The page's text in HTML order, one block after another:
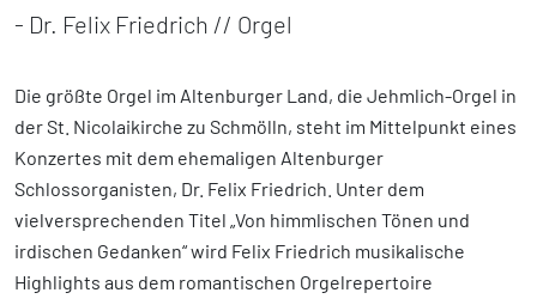
- Dr. Felix Friedrich // Orgel
Die größte Orgel im Altenburger Land, die Jehmlich-Orgel in
der St. Nicolaikirche zu Schmölln, steht im Mittelpunkt eines
Konzertes mit dem ehemaligen Altenburger
Schlossorganisten, Dr. Felix Friedrich. Unter dem
vielversprechenden Titel „Von himmlischen Tönen und
irdischen Gedanken“ wird Felix Friedrich musikalische
Highlights aus dem romantischen Orgelrepertoire